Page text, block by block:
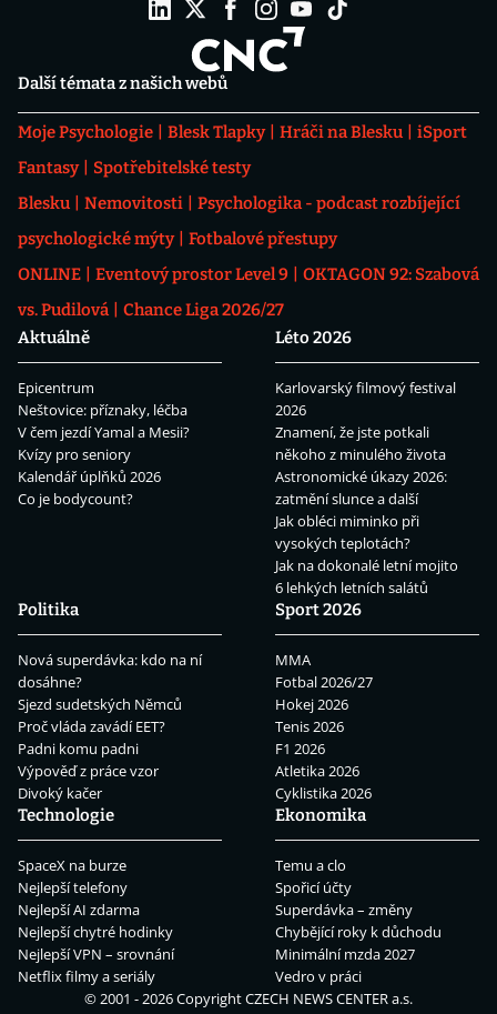
Další témata z našich webů
Moje Psychologie Blesk Tlapky Hráči na Blesku
iSport
Fantasy
Spotřebitelské testy
Blesku
Nemovitosti
Psychologika - podcast rozbíjející
psychologické mýty
Fotbalové přestupy
ONLINE
Eventový prostor Level 9
OKTAGON 92: Szabová
vs. Pudilová
Chance Liga 2026/27
Aktuálně
Epicentrum
Neštovice: příznaky, léčba
V čem jezdí Yamal a Mesii?
Kvízy pro seniory
Kalendář úplňků 2026
Co je bodycount?
Léto 2026
Karlovarský filmový festival
2026
Znamení, že jste potkali
někoho z minulého života
Astronomické úkazy 2026:
zatmění slunce a další
Jak obléci miminko při
vysokých teplotách?
Jak na dokonalé letní mojito
6 lehkých letních salátů
Politika
Nová superdávka: kdo na ní
dosáhne?
Sjezd sudetských Němců
Proč vláda zavádí EET?
Padni komu padni
Výpověď z práce vzor
Divoký kačer
Sport 2026
MMA
Fotbal 2026/27
Hokej 2026
Tenis 2026
F1 2026
Atletika 2026
Cyklistika 2026
Technologie
SpaceX na burze
Nejlepší telefony
Nejlepší AI zdarma
Nejlepší chytré hodinky
Nejlepší VPN – srovnání
Netflix filmy a seriály
Ekonomika
Temu a clo
Spořicí účty
Superdávka – změny
Chybějící roky k důchodu
Minimální mzda 2027
Vedro v práci
© 2001 - 2026 CopyrightCZECH NEWS CENTER a.s.